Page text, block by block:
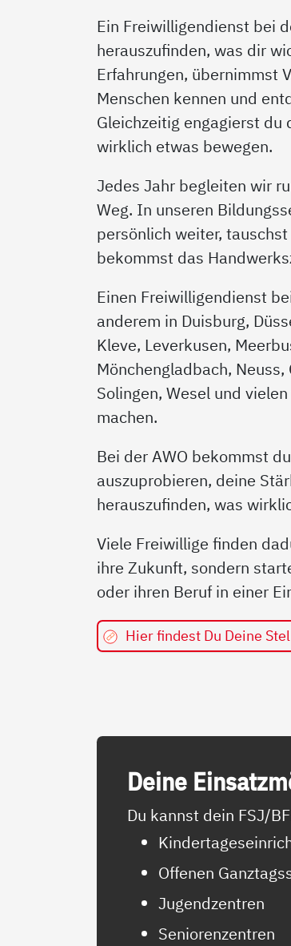
Ein Freiwilligendienst bei
herauszufinden, was dir
Erfahrungen, übernimmst
Menschen kennen und
Gleichzeitig engagierst
wirklich etwas bewegen.
Jedes Jahr begleiten wir
Weg. In unseren
persönlich weiter,
bekommst das
Einen Freiwilligendienst
anderem in Duisburg,
Kleve, Leverkusen,
Mönchengladbach,
Solingen, Wesel und
machen.
Bei der AWO bekommst
auszuprobieren, deine
herauszufinden, was
Viele Freiwillige finden
ihre Zukunft, sondern
oder ihren Beruf in einer
Hier findest Du Deine
Dei­ne
Du kannst dein FSJ/
Offenen
Jugendzentren
Seniorenzentren